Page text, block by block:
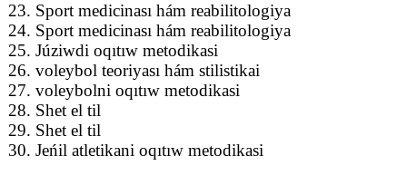
23. Sport medicinası hám reabilitologiya
24. Sport medicinası hám reabilitologiya
25. Júziwdi oqıtıw metodikasi
26. voleybol teoriyası hám stilistikai
27. voleybolni oqıtıw metodikasi
28. Shet el til
29. Shet el til
30. Jeńil atletikani oqıtıw metodikasi